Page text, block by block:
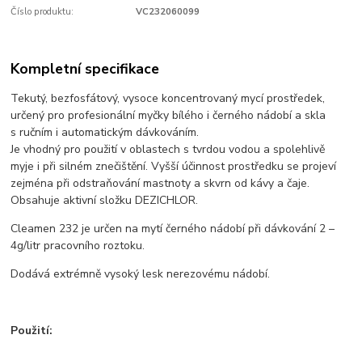
Číslo produktu: VC232060099
Kompletní specifikace
Tekutý, bezfosfátový, vysoce koncentrovaný mycí prostředek,
určený pro profesionální myčky bílého i černého nádobí a skla
s ručním i automatickým dávkováním.
Je vhodný pro použití v oblastech s tvrdou vodou a spolehlivě
myje i při silném znečištění. Vyšší účinnost prostředku se projeví
zejména při odstraňování mastnoty a skvrn od kávy a čaje.
Obsahuje aktivní složku DEZICHLOR.
Cleamen 232 je určen na mytí černého nádobí při dávkování 2 –
4g/litr pracovního roztoku.
Dodává extrémně vysoký lesk nerezovému nádobí.
Použití: